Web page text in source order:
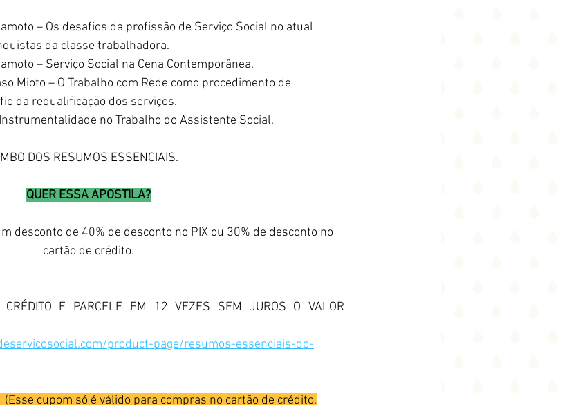
– Os desafios da profissão de Serviço Social no atual
da classe trabalhadora.
– Serviço Social na Cena Contemporânea.
Mioto – O Trabalho com Rede como procedimento de
da requalificação dos serviços.
no Trabalho do Assistente Social.
DOS RESUMOS ESSENCIAIS.
QUER ESSA APOSTILA?
desconto de 40% de desconto no PIX ou 30% de desconto no
cartão de crédito.
CRÉDITO E PARCELE EM 12 VEZES SEM JUROS O VALOR
product-page/resumos-essenciais-do-
(Esse cupom só é válido para compras no cartão de crédito.